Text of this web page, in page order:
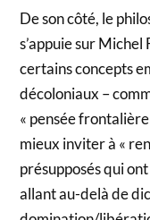
De son côté, le
s’appuie sur
certains concepts
décoloniaux –
« pensée
mieux inviter à «
présupposés qui
allant au-delà de